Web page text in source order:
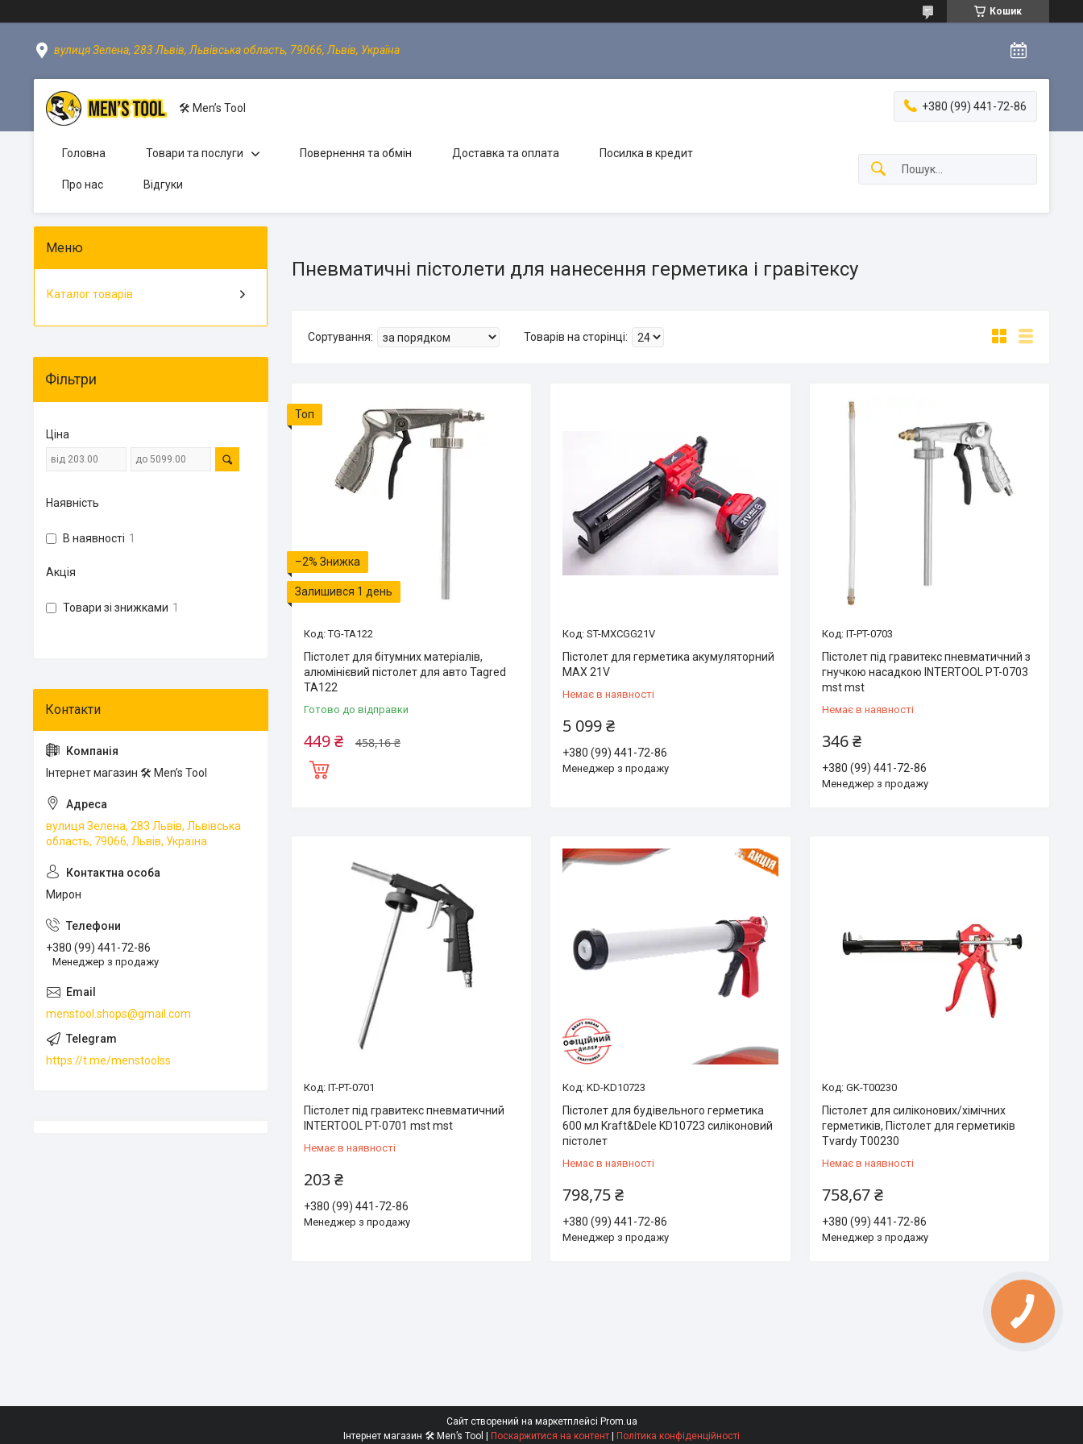
Кошик
вулиця Зелена, 283 Львів, Львівська область, 79066, Львів, Україна
🛠 Men’s Tool +380 (99) 441-72-86
Головна Товари та послуги Повернення та обмін Доставка та оплата Посилка в кредит
Про нас Відгуки
Пневматичні пістолети для нанесення герметика і гравітексу
Топ
–2%
Залишився 1 день
TG-TA122
Пістолет для бітумних матеріалів,
алюмінієвий пістолет для авто Tagred
TA122
Готово до відправки
458,16 ₴
449 ₴
ST-MXCGG21V
Пістолет для герметика акумуляторний
MAX 21V
Немає в наявності
5 099 ₴
+380 (99) 441-72-86
Менеджер з продажу
IT-PT-0703
Пістолет під гравитекс пневматичний з
гнучкою насадкою INTERTOOL PT-0703
mst mst
Немає в наявності
346 ₴
+380 (99) 441-72-86
Менеджер з продажу
IT-PT-0701
Пістолет під гравитекс пневматичний
INTERTOOL PT-0701 mst mst
Немає в наявності
203 ₴
+380 (99) 441-72-86
Менеджер з продажу
KD-KD10723
Пістолет для будівельного герметика
600 мл Kraft&Dele KD10723 силіконовий
пістолет
Немає в наявності
798,75 ₴
+380 (99) 441-72-86
Менеджер з продажу
GK-T00230
Пістолет для силіконових/хімічних
герметиків, Пістолет для герметиків
Tvardy T00230
Немає в наявності
758,67 ₴
+380 (99) 441-72-86
Менеджер з продажу
Каталог товарів
Фільтри
Ціна
Наявність
В наявності 1
Акція
Товари зі знижками 1
Інтернет магазин 🛠 Men’s Tool
вулиця Зелена, 283 Львів, Львівська
область, 79066, Львів, Україна
Мирон
+380 (99) 441-72-86
Менеджер з продажу
menstool.shops@gmail.com
https://t.me/menstoolss
Сайт створений на маркетплейсі Prom.ua
Інтернет магазин 🛠 Men’s Tool | Поскаржитися на контент | Політика конфіденційності